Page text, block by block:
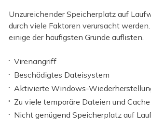
Unzureichender Speicherplatz auf
durch viele Faktoren verursacht
einige der häufigsten Gründe auflisten.
Virenangriff
Beschädigtes Dateisystem
Aktivierte Windows-
Zu viele temporäre Dateien und Cache
Nicht genügend Speicherplatz auf